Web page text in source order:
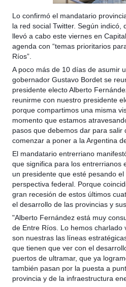
Lo confirmó el mandatario
la red social Twitter. Según indicó,
llevó a cabo este viernes en
agenda con “temas prioritarios
Ríos”.
A poco más de 10 días de asumir
gobernador Gustavo Bordet se
presidente electo Alberto
reunirme con nuestro presidente
porque compartimos una misma
momento que estamos
pasos que debemos dar para salir
comenzar a poner a la Argentina
El mandatario entrerriano
que significa para los entrerrianos
un presidente que esté pesando
perspectiva federal. Porque
gran recesión de estos últimos
el desarrollo de las provincias y
"Alberto Fernández está muy
de Entre Ríos. Lo hemos charlado
son nuestras las líneas
que tienen que ver con el
puertos de ultramar, que ya
también pasan por la puesta a
provincia y de la infraestructura